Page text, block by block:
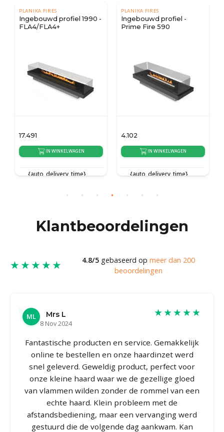
PLANIKA FIRES
Ingebouwd profiel 1990 -
FLA4/FLA4+
17.491
IN WINKELWAGEN
{auto_delivery_time}
PLANIKA FIRES
Ingebouwd profiel -
Prime Fire 590
4.102
IN WINKELWAGEN
{auto_delivery_time}
Klantbeoordelingen
★★★★★ 4.8/5gebaseerd op meer dan 200
beoordelingen
ML
Mrs L
8 Nov 2024
★★★★★
Fantastische producten en service. Gemakkelijk
online te bestellen en onze haardinzet werd
snel geleverd. Geweldig product, perfect voor
onze kleine haard waar we de gezellige gloed
van vlammen wilden zonder de rommel van een
echte haard. Klein probleem met de
afstandsbediening, maar een vervanging werd
gestuurd die de volgende dag aankwam. Kan